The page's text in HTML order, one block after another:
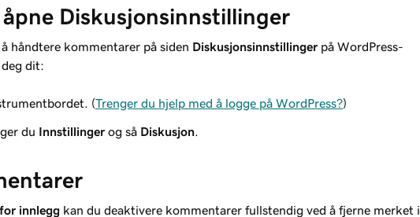
Diskusjonsinnstillinger
håndtere kommentarer på siden Diskusjonsinnstillinger på WordPress-
dit:
(Trenger du hjelp med å logge på WordPress?)
du Innstillinger og så Diskusjon
innlegg kan du deaktivere kommentarer fullstendig ved å fjerne merket i